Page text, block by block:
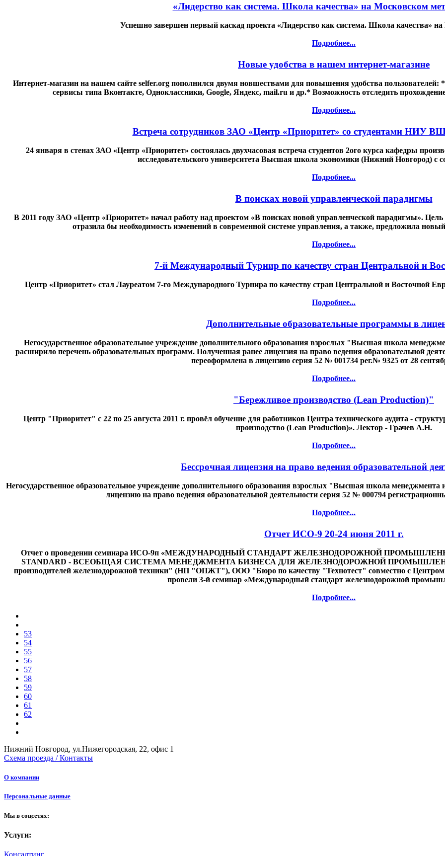
«Лидерство как система. Школа качества» на Московском
Успешно завершен первый каскад проекта «Лидерство как система. Школа качества»
Подробнее...
Новые удобства в нашем интернет-магазине
Интернет-магазин на нашем сайте selfer.org пополнился двумя новшествами для повышения удобства пользователей:
сервисы типа Вконтакте, Одноклассники, Google, Яндекс, mail.ru и др.* Возможность отследить
Подробнее...
Встреча сотрудников ЗАО «Центр «Приоритет» со студентами НИУ
24 января в стенах ЗАО «Центр «Приоритет» состоялась двухчасовая встреча студентов 2ого курса кафедры
исследовательского университета Высшая школа экономики (Нижний Новгород) с
Подробнее...
В поисках новой управленческой парадигмы
В 2011 году ЗАО «Центр «Приоритет» начал работу над проектом «В поисках новой управленческой парадигмы».
отразила бы необходимость изменений в современной системе управления, а также, предложила
Подробнее...
7-й Международный Турнир по качеству стран Центральной и
Центр «Приоритет» стал Лауреатом 7-го Международного Турнира по качеству стран Центральной и Восточной
Подробнее...
Дополнительные образовательные программы в
Негосударственное образовательное учреждение дополнительного образования взрослых "Высшая школа
расширило перечень образовательных программ. Полученная ранее лицензия на право ведения образовательной
переоформлена в лицензию серия 52 № 001734 рег.№ 9325 от 28
Подробнее...
"Бережливое производство (Lean Production)"
Центр "Приоритет" с 22 по 25 августа 2011 г. провёл обучение для работников Центра технического аудита -
производство (Lean Production)». Лектор - Грачев А.Н.
Подробнее...
Бессрочная лицензия на право ведения образовательной
Негосударственное образовательное учреждение дополнительного образования взрослых "Высшая школа
лицензию на право ведения образовательной деятельности серия 52 № 000794
Подробнее...
Отчет ИСО-9 20-24 июня 2011 г.
Отчет о проведении семинара ИСО-9п «МЕЖДУНАРОДНЫЙ СТАНДАРТ ЖЕЛЕЗНОДОРОЖНОЙ
STANDARD - ВСЕОБЩАЯ СИСТЕМА МЕНЕДЖМЕНТА БИЗНЕСА ДЛЯ ЖЕЛЕЗНОДОРОЖНОЙ
производителей железнодорожной техники" (НП "ОПЖТ"), ООО "Бюро по качеству "Технотест" совместно с
провели 3-й семинар «Международный стандарт железнодорожной
Подробнее...
53
54
55
56
57
58
59
60
61
62
Нижний Новгород, ул.Нижегородская, 22, офис 1
Схема проезда / Контакты
О компании
Персональные данные
Мы в соцсетях:
Услуги:
Консалтинг